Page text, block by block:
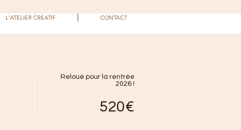
L'ATELIER CREATIF CONTACT
Reloué pour la rentrée
2026 !
520€